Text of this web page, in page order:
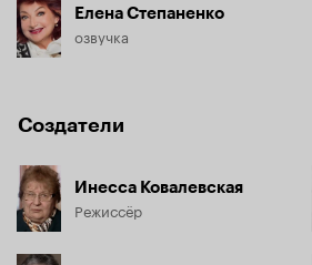
Елена Степаненко
озвучка
Создатели
Инесса Ковалевская
Режиссёр